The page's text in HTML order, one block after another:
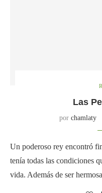
Las
por chamlaty
Un poderoso rey encontró
tenía todas las condiciones
vida. Además de ser